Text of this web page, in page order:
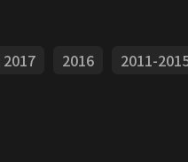
2017 2016 2011-